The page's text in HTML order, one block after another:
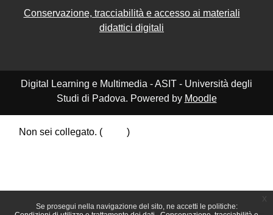
Se prosegui nella navigazione del sito, ne accetti le politiche:
Conservazione, tracciabilità e accesso ai materiali
didattici digitali
Digital Learning e Multimedia - ASIT - Università degli
Studi di Padova. Powered by Moodle
Non sei collegato. (
)